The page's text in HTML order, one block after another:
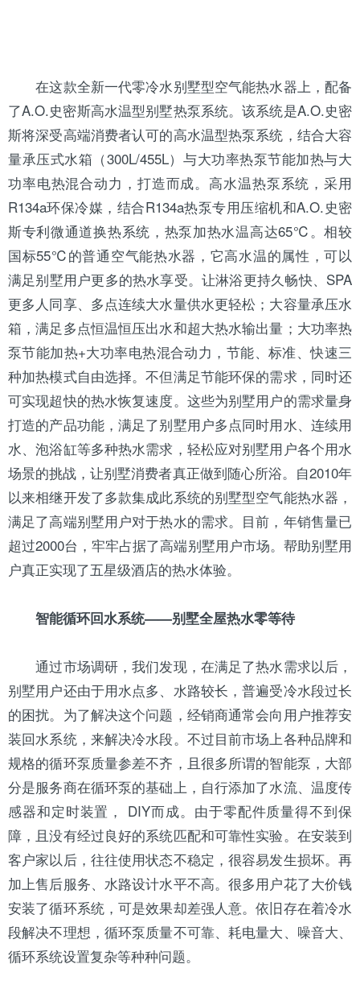
在这款全新一代零冷水别墅型空气能热水器上，配备
了A.O.史密斯高水温型别墅热泵系统。该系统是A.O.史密
斯将深受高端消费者认可的高水温型热泵系统，结合大容
量承压式水箱（300L/455L）与大功率热泵节能加热与大
功率电热混合动力，打造而成。高水温热泵系统，采用
R134a环保冷媒 ，结合R134a热泵专用压缩机和A.O.史密
斯专利微通道换热系统，热泵加热水温高达65℃。相较
国标55℃的普通空气能热水器，它高水温的属性，可以
满足别墅用户更多的热水享受。让淋浴更持久畅快、SPA
更多人同享、多点连续大水量供水更轻松；大容量承压水
箱，满足多点恒温恒压出水和超大热水输出量；大功率热
泵节能加热+大功率电热混合动力，节能、标准、快速三
种加热模式自由选择。不但满足节能环保的需求，同时还
可实现超快的热水恢复速度。这些为别墅用户的需求量身
打造的产品功能，满足了别墅用户多点同时用水、连续用
水、泡浴缸等多种热水需求，轻松应对别墅用户各个用水
场景的挑战，让别墅消费者真正做到随心所浴。自2010年
以来相继开发了多款集成此系统的别墅型空气能热水器，
满足了高端别墅用户对于热水的需求。目前，年销售量已
超过2000台，牢牢占据了高端别墅用户市场。帮助别墅用
户真正实现了五星级酒店的热水体验。
智能循环回水系统——别墅全屋热水零等待
通过市场调研，我们发现，在满足了热水需求以后，
别墅用户还由于用水点多、水路较长，普遍受冷水段过长
的困扰。为了解决这个问题，经销商通常会向用户推荐安
装回水系统，来解决冷水段。不过目前市场上各种品牌和
规格的循环泵质量参差不齐，且很多所谓的智能泵，大部
分是服务商在循环泵的基础上，自行添加了水流、温度传
感器和定时装置， DIY而成。由于零配件质量得不到保
障，且没有经过良好的系统匹配和可靠性实验。在安装到
客户家以后，往往使用状态不稳定，很容易发生损坏。再
加上售后服务、水路设计水平不高。很多用户花了大价钱
安装了循环系统，可是效果却差强人意。依旧存在着冷水
段解决不理想，循环泵质量不可靠、耗电量大、噪音大、
循环系统设置复杂等种种问题。